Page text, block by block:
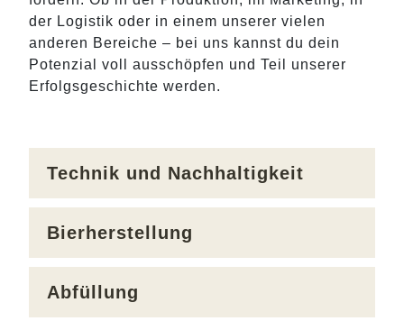
der Logistik oder in einem unserer vielen
anderen Bereiche – bei uns kannst du dein
Potenzial voll ausschöpfen und Teil unserer
Erfolgsgeschichte werden.
Technik und Nachhaltigkeit
Bierherstellung
Abfüllung